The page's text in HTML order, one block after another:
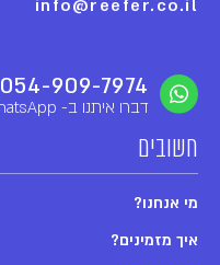
info@reefer.co.il
054-909-7974
דברו איתנו ב- WhatsApp
חשובים
מי אנחנו?
איך מזמינים?